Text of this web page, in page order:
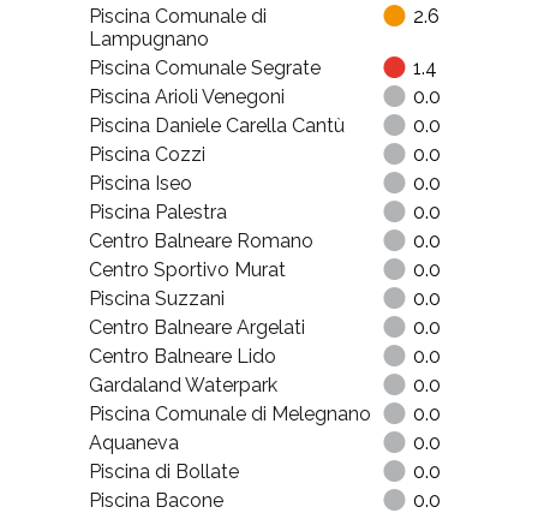
Piscina Comunale di
Lampugnano
2.6
Piscina Comunale Segrate
1.4
Piscina Arioli Venegoni
0.0
Piscina Daniele Carella Cantù
0.0
Piscina Cozzi
0.0
Piscina Iseo
0.0
Piscina Palestra
0.0
Centro Balneare Romano
0.0
Centro Sportivo Murat
0.0
Piscina Suzzani
0.0
Centro Balneare Argelati
0.0
Centro Balneare Lido
0.0
Gardaland Waterpark
0.0
Piscina Comunale di Melegnano
0.0
Aquaneva
0.0
Piscina di Bollate
0.0
Piscina Bacone
0.0